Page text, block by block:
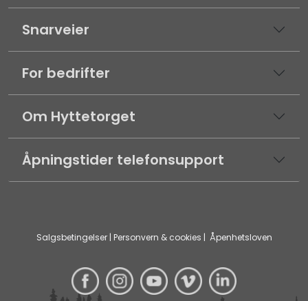
Snarveier
For bedrifter
Om Hyttetorget
Åpningstider telefonsupport
Salgsbetingelser| Personvern & cookies | Åpenhetsloven